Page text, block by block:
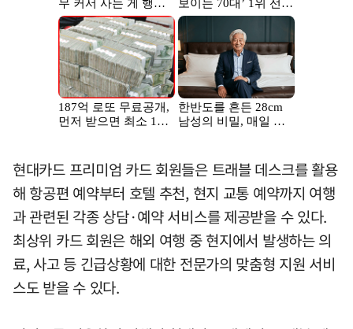
현대카드 프리미엄 카드 회원들은 트래블 데스크를 활용
해 항공편 예약부터 호텔 추천, 현지 교통 예약까지 여행
과 관련된 각종 상담·예약 서비스를 제공받을 수 있다.
최상위 카드 회원은 해외 여행 중 현지에서 발생하는 의
료, 사고 등 긴급상황에 대한 전문가의 맞춤형 지원 서비
스도 받을 수 있다.